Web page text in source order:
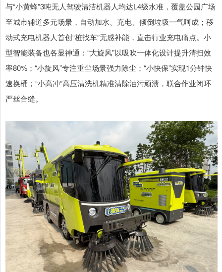
与“小黄蜂”3吨无人驾驶清洁机器人均达L4级水准，覆盖公园广场
至城市辅道多元场景，自动加水、充电、倾倒垃圾一气呵成；移
动式充电机器人首创“桩找车”无感补能，直击行业充电痛点。小
型智能装备也各显神通：“大旋风”以吸吹一体化设计提升清扫效
率80%；“小旋风”专注重尘场景强力除尘；“小快保”实现1分钟快
速换桶；“小高冲”高压清洗机精准清除油污顽渍，联合作业闭环
严丝合缝。